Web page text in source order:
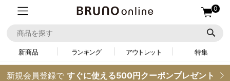
0
新商品 ランキング アウトレット 特集
新規会員登録で すぐに使える500円クーポンプレゼント